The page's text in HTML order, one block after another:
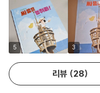
꿀꺽 선장이 끔찍한 음모
은 마음에 안 드는 건 뭐든
데요. 나로와 펄럭이는 이
구들과 세상을 구해 낼 수
아이들이 꿈꿀 수 있도록 현
5 3
리뷰 28